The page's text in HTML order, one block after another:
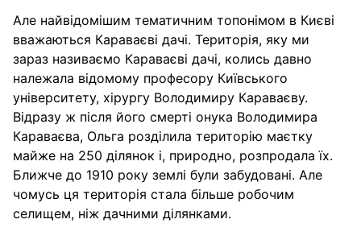
Але найвідомішим тематичним топонімом в Києві
вважаються Караваєві дачі. Територія, яку ми
зараз називаємо Караваєві дачі, колись давно
належала відомому професору Київського
університету, хірургу Володимиру Караваєву.
Відразу ж після його смерті онука Володимира
Караваєва, Ольга розділила територію маєтку
майже на 250 ділянок і, природно, розпродала їх.
Ближче до 1910 року землі були забудовані. Але
чомусь ця територія стала більше робочим
селищем, ніж дачними ділянками.